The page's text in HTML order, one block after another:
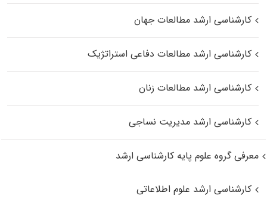
کارشناسی ارشد مطالعات جهان
کارشناسی ارشد مطالعات دفاعی استراتژیک
کارشناسی ارشد مطالعات زنان
کارشناسی ارشد مدیریت نساجی
معرفی گروه علوم پایه کارشناسی ارشد
کارشناسی ارشد علوم اطلاعاتی